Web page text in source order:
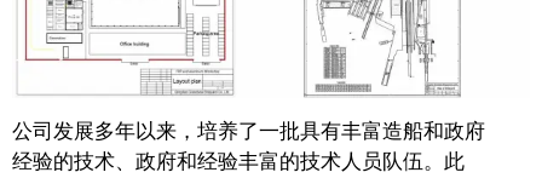
公司发展多年以来，培养了一批具有丰富造船和政府
经验的技术、政府和经验丰富的技术人员队伍。此